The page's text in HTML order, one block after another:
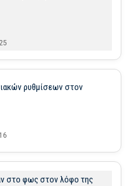
ρυθμίσεων στον
στο φως στον λόφο της